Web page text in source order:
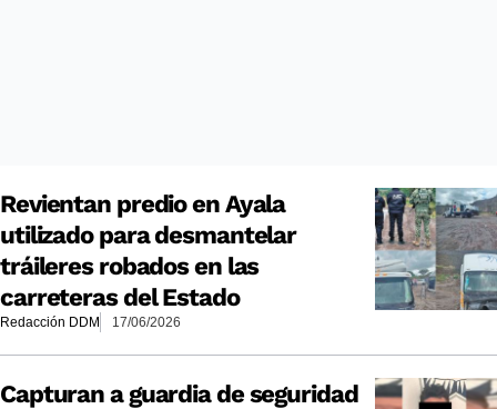
Revientan predio en Ayala
utilizado para desmantelar
tráileres robados en las
carreteras del Estado
Redacción DDM 17/06/2026
Capturan a guardia de seguridad